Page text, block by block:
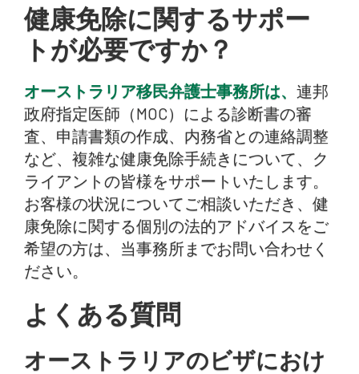
健康免除に関するサポー
トが必要ですか？
オーストラリア移民弁護士事務所は、 連邦
政府指定医師（MOC）による診断書の審
査、申請書類の作成、内務省との連絡調整
など、複雑な健康免除手続きについて、ク
ライアントの皆様をサポートいたします。
お客様の状況についてご相談いただき、健
康免除に関する個別の法的アドバイスをご
希望の方は、当事務所までお問い合わせく
ださい。
よくある質問
オーストラリアのビザにおけ